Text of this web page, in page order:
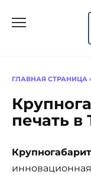
ГЛАВНАЯ СТРАНИЦА
печать в
инновационная